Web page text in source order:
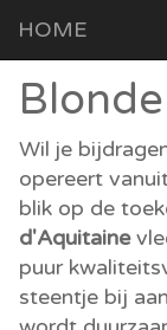
HOME
Wil je
opereert
blik op de
d'Aquitaine
puur
steentje bij